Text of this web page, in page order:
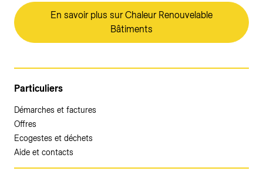
En savoir plus sur Chaleur Renouvelable
Bâtiments
Particuliers
Démarches et factures
Offres
Ecogestes et déchets
Aide et contacts